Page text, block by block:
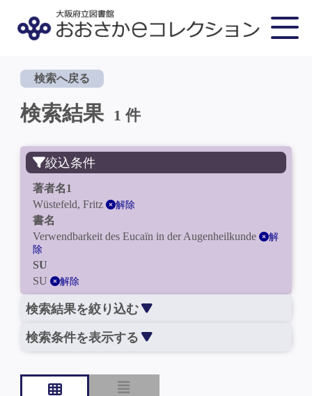
検索へ戻る
検索結果 1 件
絞込条件
著者名1
Wüstefeld, Fritz
解除
書名
Verwendbarkeit des Eucaïn in der Augenheilkunde
解
除
SU
SU
解除
検索結果を絞り込む
検索条件を表示する